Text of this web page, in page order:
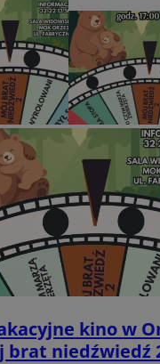
kino w
brat niedźwiedź